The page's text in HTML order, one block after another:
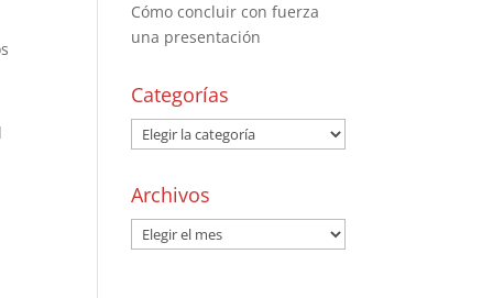
Cómo concluir con fuerza
una presentación
Categorías
Archivos